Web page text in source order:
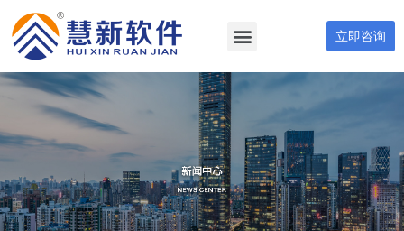
立即咨询